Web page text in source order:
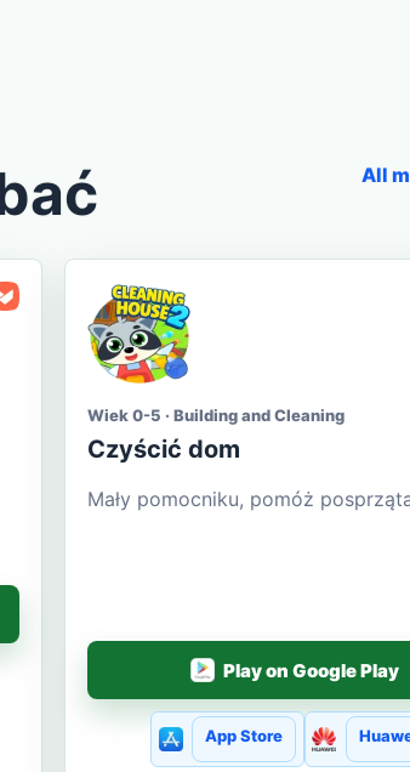
All
Wiek 0-5 · Building and Cleaning
Czyścić dom
Mały pomocniku, pomóż
Play on Google Play
App Store